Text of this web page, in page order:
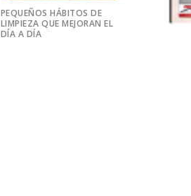
PEQUEÑOS HÁBITOS DE
LIMPIEZA QUE MEJORAN EL
DÍA A DÍA